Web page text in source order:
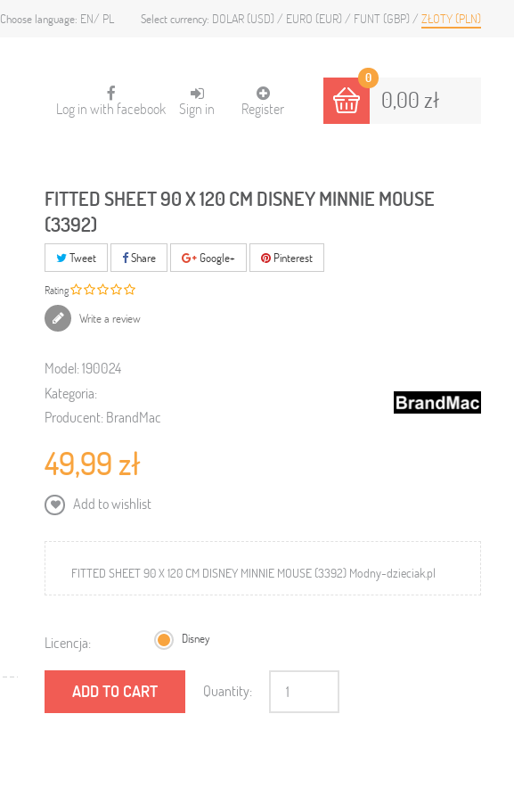
Select currency: DOLAR (USD) EURO (EUR) FUNT (GBP) ZŁOTY (PLN)
Choose language: EN PL
0
0,00 zł
Sign in Register
Log in with facebook
FITTED SHEET 90 X 120 CM DISNEY MINNIE MOUSE
(3392)
Tweet Share Google+ Pinterest
Rating
Write a review
Model:190024
Kategoria:
Producent: BrandMac
49,99 zł
Add to wishlist
FITTED SHEET 90 X 120 CM DISNEY MINNIE MOUSE (3392) Modny-dzieciak.pl
Licencja: Disney
ADD TO CART Quantity: